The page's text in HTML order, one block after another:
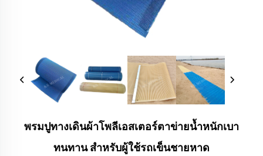
พรมปูทางเดินผ้าโพลีเอสเตอร์ตาข่ายน้ำหนักเบา
ทนทาน สำหรับผู้ใช้รถเข็นชายหาด